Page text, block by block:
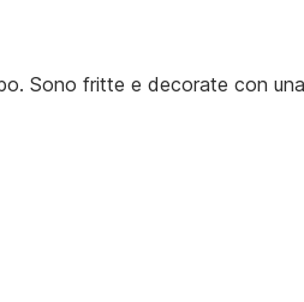
Sono fritte e decorate con